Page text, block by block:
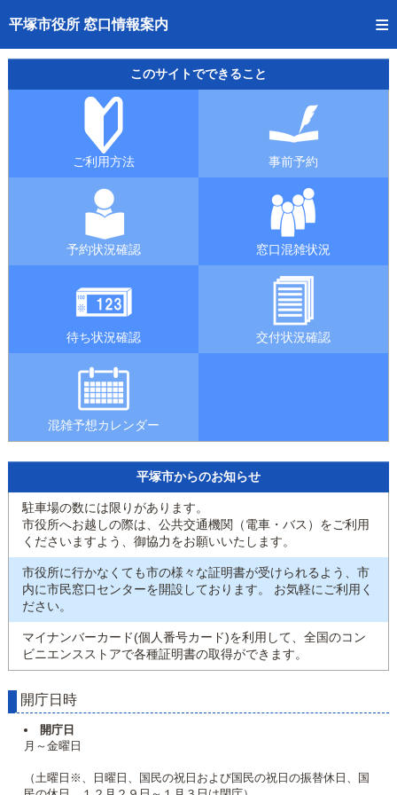
平塚市役所 窓口情報案内
トップページへ
ご利用方法
事前予約
予約状況確認
窓口混雑状況
待ち状況確認
交付状況確認
混雑予想カレンダー
このサイトでできること
ご利用方法 事前予約
予約状況確認 窓口混雑状況
待ち状況確認 交付状況確認
混雑予想カレンダー
平塚市からのお知らせ
駐車場の数には限りがあります。
市役所へお越しの際は、公共交通機関（電車・バス）をご利用
くださいますよう、御協力をお願いいたします。
市役所に行かなくても市の様々な証明書が受けられるよう、市
内に市民窓口センターを開設しております。 お気軽にご利用く
ださい。
マイナンバーカード(個人番号カード)を利用して、全国のコン
ビニエンスストアで各種証明書の取得ができます。
開庁日時
開庁日
月～金曜日
（土曜日※、日曜日、国民の祝日および国民の祝日の振替休日、国